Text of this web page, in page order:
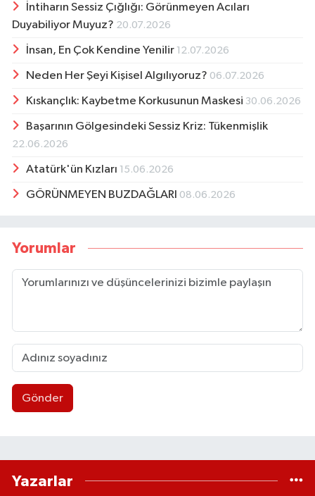
İntiharın Sessiz Çığlığı: Görünmeyen Acıları
Duyabiliyor Muyuz? 20.07.2026
İnsan, En Çok Kendine Yenilir 12.07.2026
Neden Her Şeyi Kişisel Algılıyoruz? 06.07.2026
Kıskançlık: Kaybetme Korkusunun Maskesi 30.06.2026
Başarının Gölgesindeki Sessiz Kriz: Tükenmişlik
22.06.2026
Atatürk'ün Kızları 15.06.2026
GÖRÜNMEYEN BUZDAĞLARI 08.06.2026
Yorumlar
Gönder
Yazarlar